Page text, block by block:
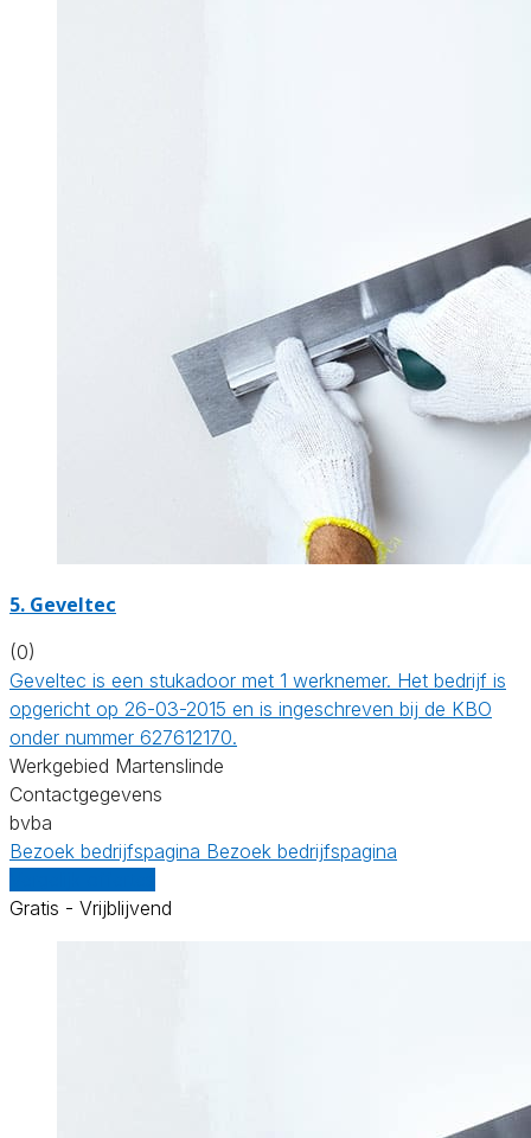
5. Geveltec
(0)
Geveltec is een stukadoor met 1 werknemer. Het bedrijf is
opgericht op 26-03-2015 en is ingeschreven bij de KBO
onder nummer 627612170.
Werkgebied Martenslinde
Contactgegevens
bvba
Bezoek bedrijfspagina Bezoek bedrijfspagina
Gratis - Vrijblijvend